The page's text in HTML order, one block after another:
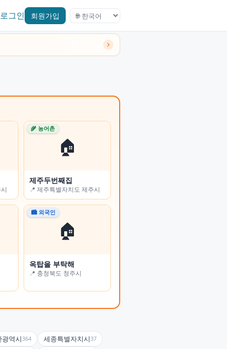
로그인 회원가입
🏠
🌾 농어촌
제주두번째집
📍 제주특별자치도 제주시
🏠
🏙 외국인
옥탑을 부탁해
📍 충청북도 청주시
🏠
🌾 농어촌
진부리 민박
📍 강원특별자치도 고성군
🏠
🏙 외국인
온정여관(사랑채)
📍 전북특별자치도 남원시
광역시364 세종특별자치시37